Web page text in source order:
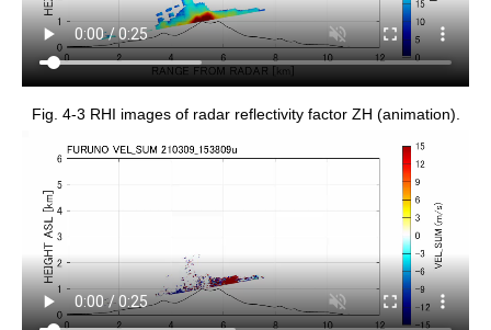
Fig. 4-3 RHI images of radar reflectivity factor ZH (animation).